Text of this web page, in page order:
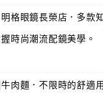
格眼鏡長榮店．多款
時尚潮流配鏡美學。
肉麵．不限時的舒適